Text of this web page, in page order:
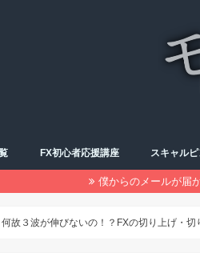
FX初心者応援講座 スキャル
僕からのメールが届
何故３波が伸びないの！？FXの切り上げ・